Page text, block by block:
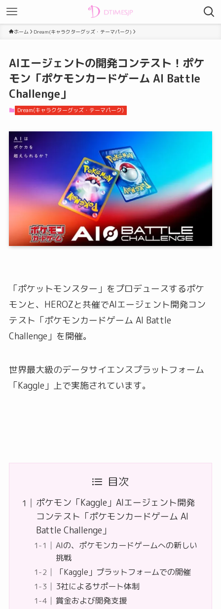
ホーム Dream(キャラクターグッズ・テーマパーク)
AIエージェントの開発コンテスト！ポケ
モン「ポケモンカードゲーム AI Battle
Challenge」
Dream(キャラクターグッズ・テーマパーク)
「ポケットモンスター」をプロデュースするポケ
モンと、HEROZと共催でAIエージェント開発コン
テスト「ポケモンカードゲーム AI Battle
Challenge」を開催。
世界最大級のデータサイエンスプラットフォーム
「Kaggle」上で実施されています。
目次
ポケモン「Kaggle」AIエージェント開発
コンテスト「ポケモンカードゲーム AI
Battle Challenge」
AIの、ポケモンカードゲームへの新しい
挑戦
「Kaggle」プラットフォームでの開催
3社によるサポート体制
賞金および開発支援